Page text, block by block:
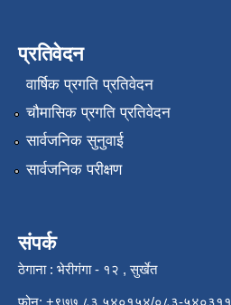
प्रतिवेदन
वार्षिक प्रगति प्रतिवेदन
चौमासिक प्रगति प्रतिवेदन
सार्वजनिक सुनुवाई
सार्वजनिक परीक्षण
संपर्क
ठेगाना : भेरीगंगा - १२ , सुर्खेत
फोन: +९७७ ८३ ५४०१५४/०८३-५४०३११